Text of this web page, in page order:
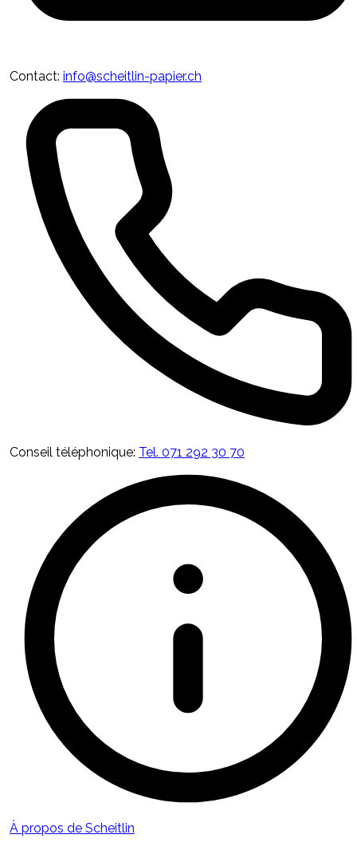
Contact: info@scheitlin-papier.ch
Conseil téléphonique: Tel. 071 292 30 70
À propos de Scheitlin